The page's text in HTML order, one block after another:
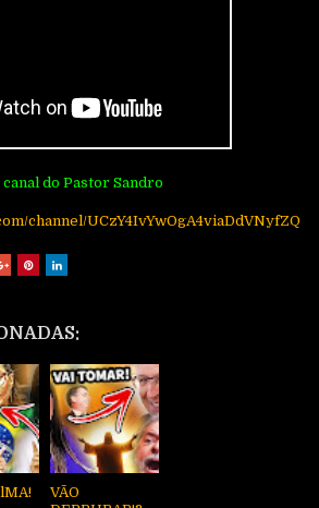
do Pastor Sandro
channel/UCzY4IvYwOgA4viaDdVNyfZQ
VÃO